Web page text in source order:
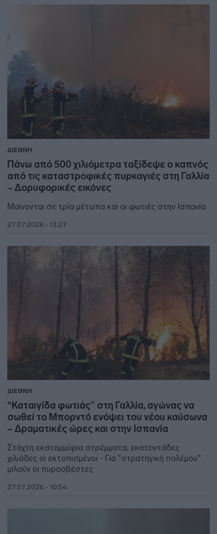
ΔΙΕΘΝΗ
Πάνω από 500 χιλιόμετρα ταξίδεψε ο καπνός
από τις καταστροφικές πυρκαγιές στη Γαλλία
– Δορυφορικές εικόνες
Μαίνονται σε τρία μέτωπα και οι φωτιές στην Ισπανία
27.07.2026 - 13:27
ΔΙΕΘΝΗ
“Καταιγίδα φωτιάς” στη Γαλλία, αγώνας να
σωθεί το Μπορντό ενόψει του νέου καύσωνα
– Δραματικές ώρες και στην Ισπανία
Στάχτη εκατομμύρια στρέμματα, εκατοντάδες
χιλιάδες οι εκτοπισμένοι - Για "στρατηγική πολέμου"
μιλούν οι πυροσβέστες
27.07.2026 - 10:54